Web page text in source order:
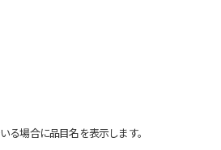
場合に品目名を表示します。